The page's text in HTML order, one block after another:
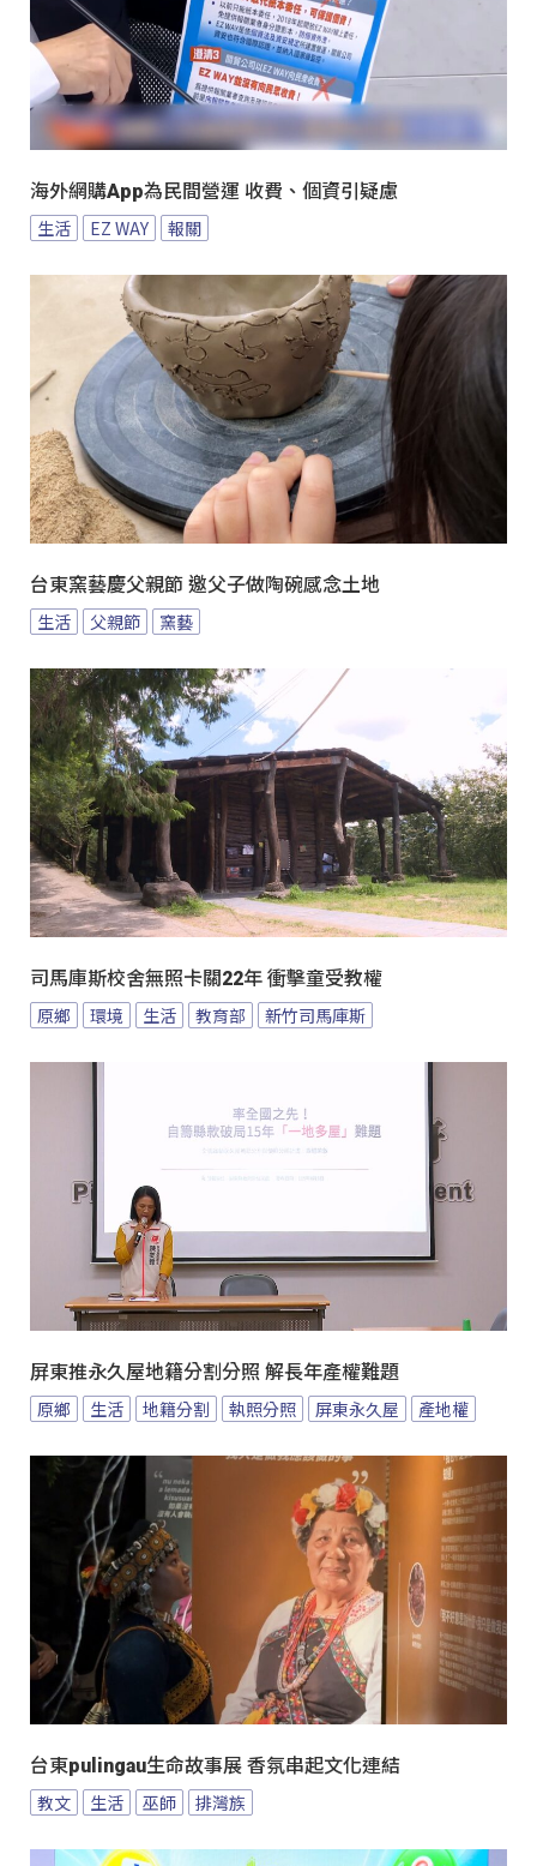
海外網購App為民間營運 收費、個資引疑慮
生活 EZ WAY 報關
台東窯藝慶父親節 邀父子做陶碗感念土地
生活 父親節 窯藝
司馬庫斯校舍無照卡關22年 衝擊童受教權
原鄉 環境 生活 教育部 新竹司馬庫斯
屏東推永久屋地籍分割分照 解長年產權難題
原鄉 生活 地籍分割 執照分照 屏東永久屋 產地權
台東pulingau生命故事展 香氛串起文化連結
教文 生活 巫師 排灣族